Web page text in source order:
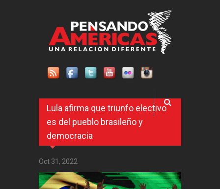
Lula afirma que triunfo electivo
es del pueblo brasileño y
democracia
Oct 31, 2022